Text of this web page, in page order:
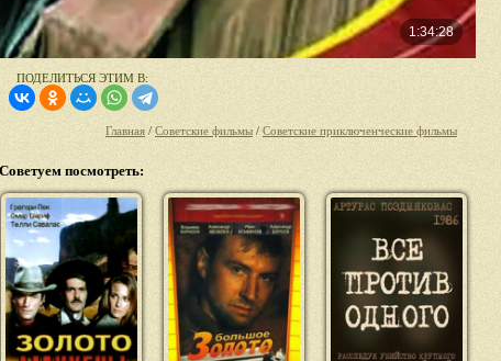
ПОДЕЛИТЬСЯ ЭТИМ В:
Главная / Советские фильмы / Советские приключенческие фильмы
Советуем посмотреть: